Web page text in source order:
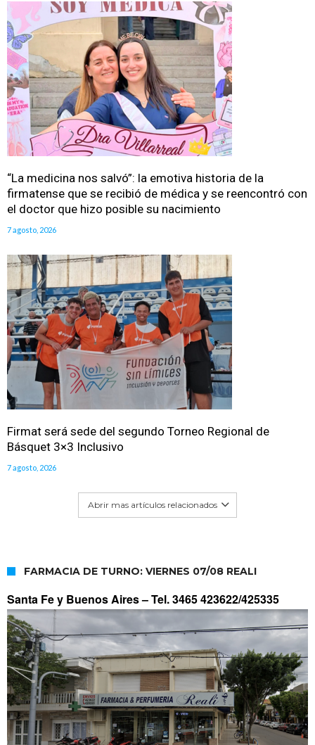
“La medicina nos salvó”: la emotiva historia de la
firmatense que se recibió de médica y se reencontró con
el doctor que hizo posible su nacimiento
7 agosto, 2026
Firmat será sede del segundo Torneo Regional de
Básquet 3×3 Inclusivo
7 agosto, 2026
Abrir mas artículos relacionados
FARMACIA DE TURNO: VIERNES 07/08 REALI
Santa Fe y Buenos Aires –Tel. 3465 423622/425335